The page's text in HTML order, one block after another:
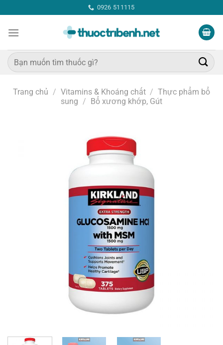
qua
nội
0926 511115
Tìm
kiếm:
Trang chủ / Vitamins & Khoáng chất / Thực phẩm bổ
sung / Bổ xương khớp, Gút